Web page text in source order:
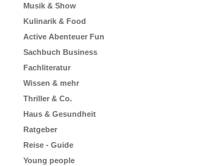
Musik & Show
Kulinarik & Food
Active Abenteuer Fun
Sachbuch Business
Fachliteratur
Wissen & mehr
Thriller & Co.
Haus & Gesundheit
Ratgeber
Reise - Guide
Young people